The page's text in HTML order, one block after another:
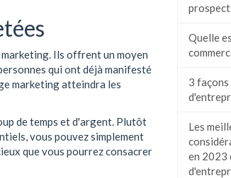
Ils offrent un moyen
qui ont déjà manifesté
marketing atteindra les
de temps et d'argent. Plutôt
vous pouvez simplement
que vous pourrez consacrer
Quelle
3
Les
en 2023